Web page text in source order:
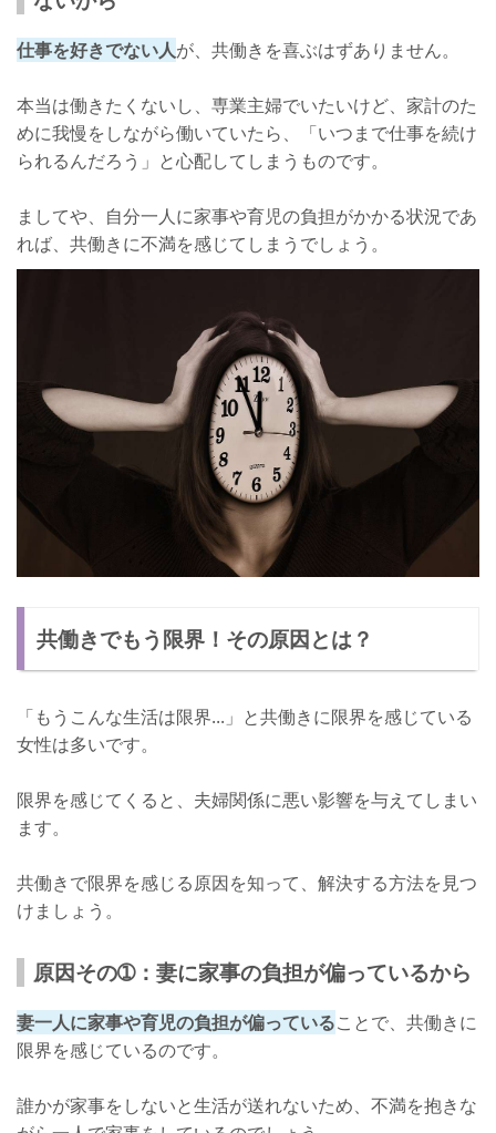
仕事を好きでない人が、共働きを喜ぶはずありません。
本当は働きたくないし、専業主婦でいたいけど、家計のた
めに我慢をしながら働いていたら、「いつまで仕事を続け
られるんだろう」と心配してしまうものです。
ましてや、自分一人に家事や育児の負担がかかる状況であ
れば、共働きに不満を感じてしまうでしょう。
共働きでもう限界！その原因とは？
「もうこんな生活は限界...」と共働きに限界を感じている
女性は多いです。
限界を感じてくると、夫婦関係に悪い影響を与えてしまい
ます。
共働きで限界を感じる原因を知って、解決する方法を見つ
けましょう。
原因その➀：妻に家事の負担が偏っているから
妻一人に家事や育児の負担が偏っていることで、共働きに
限界を感じているのです。
誰かが家事をしないと生活が送れないため、不満を抱きな